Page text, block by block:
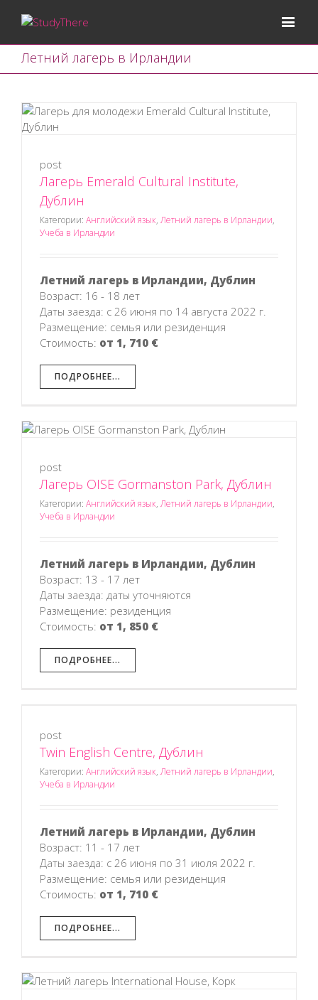
Летний лагерь в Ирландии
post
Лагерь Emerald Cultural Institute,
Дублин
Категории: Английский язык,Летний лагерь в Ирландии,
Учеба в Ирландии
Летний лагерь в Ирландии, Дублин
Возраст: 16 - 18 лет
Даты заезда: с 26 июня по 14 августа 2022 г.
Размещение: семья или резиденция
Стоимость: от 1, 710 €
ПОДРОБНЕЕ...
post
Лагерь OISE Gormanston Park, Дублин
Категории: Английский язык,Летний лагерь в Ирландии,
Учеба в Ирландии
Летний лагерь в Ирландии, Дублин
Возраст: 13 - 17 лет
Даты заезда: даты уточняются
Размещение: резиденция
Стоимость: от 1, 850 €
ПОДРОБНЕЕ...
post
Twin English Centre, Дублин
Категории: Английский язык,Летний лагерь в Ирландии,
Учеба в Ирландии
Летний лагерь в Ирландии, Дублин
Возраст: 11 - 17 лет
Даты заезда: с 26 июня по 31 июля 2022 г.
Размещение: семья или резиденция
Стоимость: от 1, 710 €
ПОДРОБНЕЕ...